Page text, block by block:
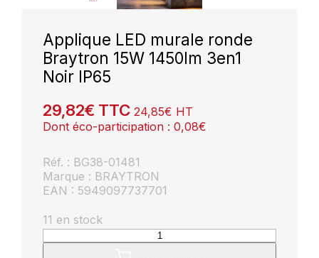
Applique LED murale ronde
Braytron 15W 1450lm 3en1
Noir IP65
29,82€ TTC 24,85€ HT
Dont éco-participation : 0,08€
Réf. : BG38-01481
Marque : BRAYTRON
EAN : 5949097737701
11 en stock
quantité
de